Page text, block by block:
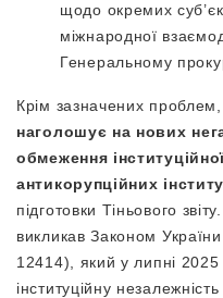
щодо окремих
міжнародної
Генеральному
Крім зазначених проблем,
наголошує на нових
обмеження
антикорупційних
підготовки Тіньового
викликав Законом
12414), який у липні 2025
інституційну